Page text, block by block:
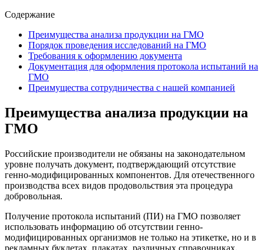
Содержание
Преимущества анализа продукции на ГМО
Порядок проведения исследований на ГМО
Требования к оформлению документа
Документация для оформления протокола испытаний на
ГМО
Преимущества сотрудничества с нашей компанией
Преимущества анализа продукции на
ГМО
Российские производители не обязаны на законодательном
уровне получать документ, подтверждающий отсутствие
генно-модифицированных компонентов. Для отечественного
производства всех видов продовольствия эта процедура
добровольная.
Получение протокола испытаний (ПИ) на ГМО позволяет
использовать информацию об отсутствии генно-
модифицированных организмов не только на этикетке, но и в
рекламных буклетах, плакатах, различных справочниках.